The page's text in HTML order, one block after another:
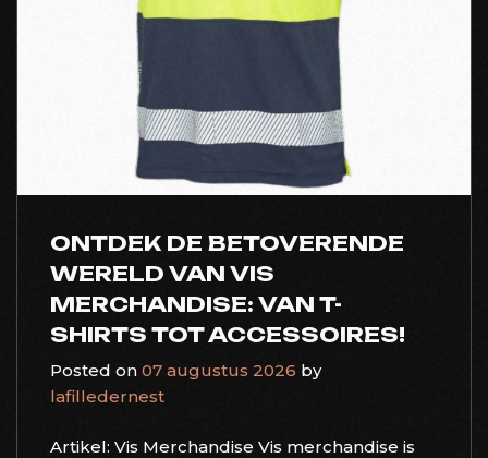
ONTDEK DE BETOVERENDE
WERELD VAN VIS
MERCHANDISE: VAN T-
SHIRTS TOT ACCESSOIRES!
Posted on 07 augustus 2026 by
lafilledernest
Artikel: Vis Merchandise Vis merchandise is